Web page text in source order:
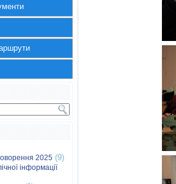
2025 (9)
інформації